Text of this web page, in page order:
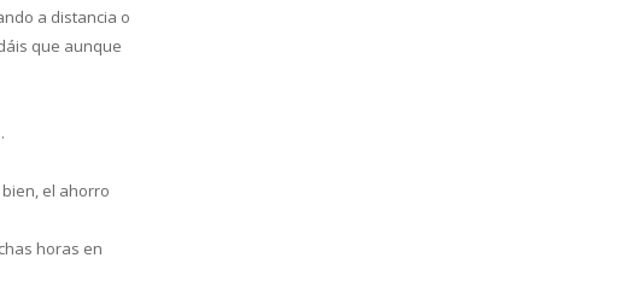
a distancia o
que aunque
el ahorro
horas en